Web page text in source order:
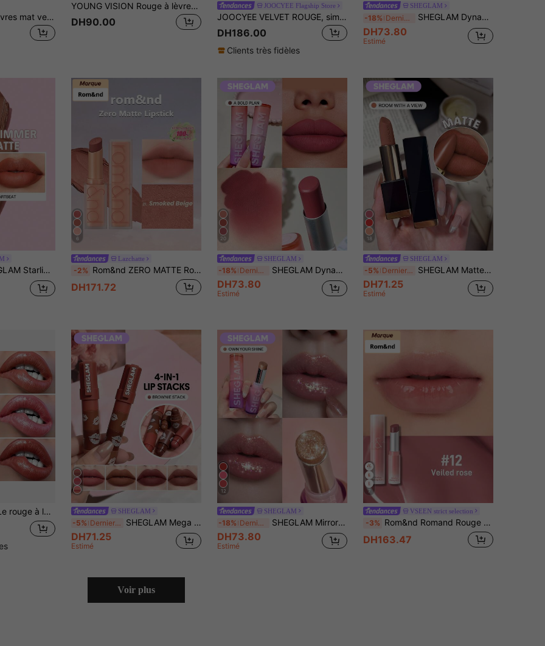
Pudaier Rouge à lèvres mat velours - Couleur longue tenue, formule hydratante, texture velours luxueuse - Convient à tous les looks de maquillage - Outil de beauté essentiel pour les femmes - Son cadeau idéal
YOUNG VISION Rouge à lèvres texture crémeuse mate, lisse non asséchant non plissant longue tenue nude rouge brun rose blush maquillage des lèvres pour usage quotidien trajet professionnel voyage d'affaires fête rassemblement
DH90.00
JOOCYEE Flagship Store
JOOCYEE VELVET ROUGE, simple et pratique multifonction, convient comme cadeau pour la petite amie
DH186.00
Clients très fidèles
SHEGLAM
-18% Derniers 3 jours SHEGLAM Dynamatte Boom Rouge à LèVres Mat Longue Tenue (Ember Rose Ver.)-Cherish You Rouge Marque De Beauté CosméTique Maquillage Pour Femmes Et Filles
DH73.80
Estimé
Rouge Marque De Beauté CosméTique Maquillage Pour Femmes Et Filles
6
Lazchatte
-2% Rom&nd ZERO MATTE Rouge à lèvres #21 Beige fumé, texture mate veloutée, léger et non asséchant, fini mat flou, effet lissant des lèvres, maquillage mat quotidien, cosmétiques professionnels, occasions spéciales, maquillage coréen, 3g/0,11oz.
DH171.72
20
SHEGLAM
-18% Derniers 3 jours SHEGLAM Dynamatte Boom Rouge à LèVres Mat Longue Tenue-A Bold Plan Rouge Marque De Beauté CosméTique Maquillage Pour Femmes Et Filles
DH73.80
Estimé
18
SHEGLAM
-5% Derniers 3 jours SHEGLAM Matte Allure Rouge à LèVres -090 Room With A View Rouge Marque De Beauté CosméTique Maquillage Pour Femmes Et Filles
DH71.25
Estimé
et des lèvres douces. Il convient pour le maquillage quotidien et les cadeaux de beauté. SHEGLAM
-5% Derniers 3 jours SHEGLAM Mega Lip Stacks-Brownie Stack Rouge Marque De Beauté CosméTique Maquillage Pour Femmes Et Filles
DH71.25
Estimé
12
SHEGLAM
-18% Derniers 3 jours SHEGLAM Mirror Kiss Rouge à LèVres Ultra Brillant-Own Your Shine Rouge Marque De Beauté CosméTique Maquillage Pour Femmes Et Filles
DH73.80
Estimé
7
VSEEN strict selection
-3% Rom&nd Romand Rouge à Lèvres Gel, Teinte à Lèvres Gelée Cristal, Rouge à Lèvres Hydratant et Nourrissant, Brillant à Lèvres Non Collant
DH163.47
Voir plus